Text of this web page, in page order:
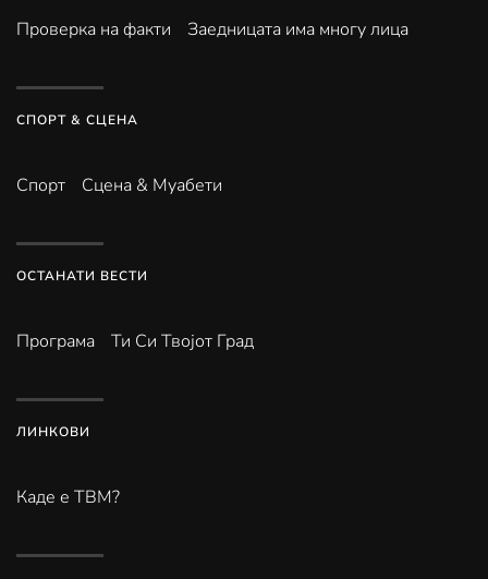
Проверка на факти
Заедницата има многу лица
СПОРТ & СЦЕНА
Спорт Сцена & Муабети
ОСТАНАТИ ВЕСТИ
Програма Ти Си Твојот Град
ЛИНКОВИ
Каде е ТВМ?